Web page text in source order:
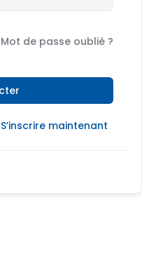
Mot de passe oublié ?
S’inscrire maintenant